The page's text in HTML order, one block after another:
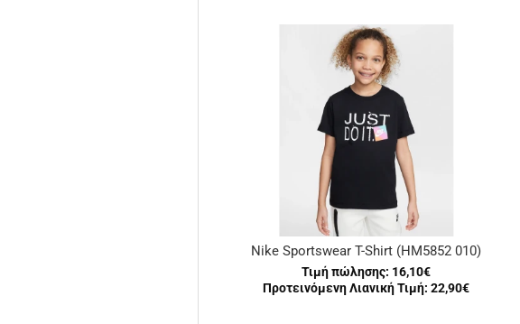
Nike Sportswear T-Shirt (HM5852 010)
Τιμή πώλησης: 16,10€
Προτεινόμενη Λιανική Τιμή: 22,90€